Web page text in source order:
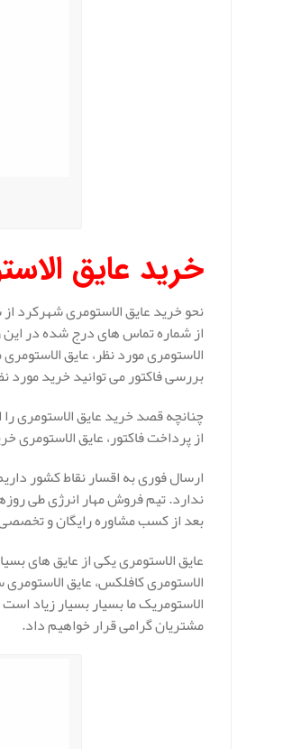
خرید عایق
نحو خرید عایق الاستومری
از شماره تماس های درج شده در
الاستومری مورد نظر، عایق
بررسی فاکتور می توانید خرید مورد
چنانچه قصد خرید عایق الاستومری
از پرداخت فاکتور، عایق الاستومری
ارسال فوری به اقسار نقاط کشور
ندارد. تیم فروش مهار انرژی طی
بعد از کسب مشاوره رایگان و تخصصی
عایق الاستومری یکی از عایق های
الاستومری کافلکس، عایق
الاستومریک ما بسیار بسیار زیاد
مشتریان گرامی قرار خواهیم داد.